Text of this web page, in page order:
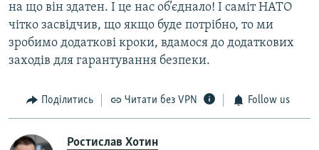
на що він здатен. І це нас об’єднало! І саміт НАТО
чітко засвідчив, що якщо буде потрібно, то ми
зробимо додаткові кроки, вдамося до додаткових
заходів для гарантування безпеки.
Поділитись Читати без VPN Follow us
Ростислав Хотин